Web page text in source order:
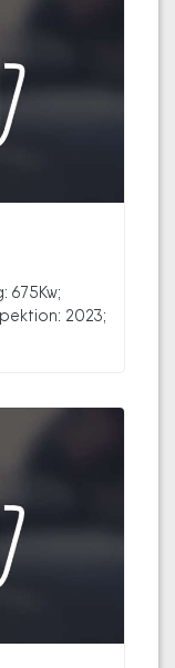
675Kw;
2023;